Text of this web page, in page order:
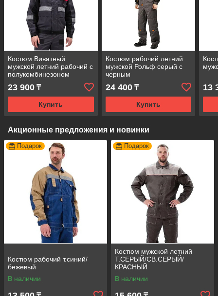
Костюм Виватный
мужской летний рабочий с
полукомбинезоном
23 900 ₸
Купить
Костюм рабочий летний
мужской Рольф серый с
черным
24 400₸
Купить
13
Акционные предложения и новинки
Подарок
Костюм рабочий т.синий/
бежевый
В наличии
Подарок
Костюм мужской летний
Т.СЕРЫЙ/СВ.СЕРЫЙ/
КРАСНЫЙ
В наличии